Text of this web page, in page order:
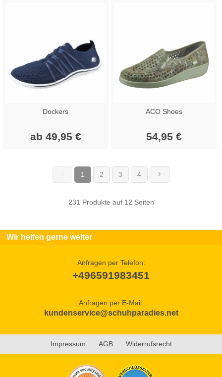
Dockers
ab 49,95 €
ACO Shoes
54,95 €
1 (current)
2 3 4
231 Produkte auf 12 Seiten
Wir helfen gerne weiter
Anfragen per Telefon:
+496591983451
Anfragen per E-Mail:
kundenservice@schuhparadies.net
Impressum AGB Widerrufsrecht